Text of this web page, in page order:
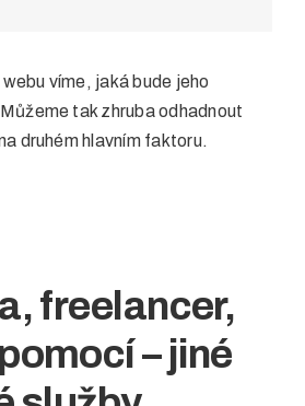
víme, jaká bude jeho
tak zhruba odhadnout
druhém hlavním faktoru.
freelancer,
– jiné